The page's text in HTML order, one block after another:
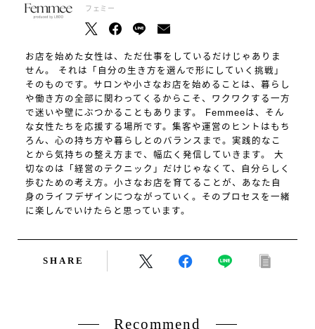
フェミー
お店を始めた女性は、ただ仕事をしているだけじゃありま
せん。 それは「自分の生き方を選んで形にしていく挑戦」
そのものです。サロンや小さなお店を始めることは、暮らし
や働き方の全部に関わってくるからこそ、ワクワクする一方
で迷いや壁にぶつかることもあります。 Femmeeは、そん
な女性たちを応援する場所です。集客や運営のヒントはもち
ろん、心の持ち方や暮らしとのバランスまで。実践的なこ
とから気持ちの整え方まで、幅広く発信していきます。 大
切なのは「経営のテクニック」だけじゃなくて、自分らしく
歩むための考え方。小さなお店を育てることが、あなた自
身のライフデザインにつながっていく。そのプロセスを一緒
に楽しんでいけたらと思っています。
SHARE
Recommend